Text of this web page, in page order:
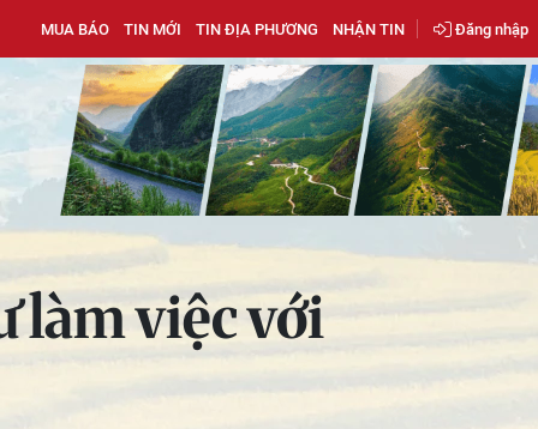
MUA BÁO TIN MỚI TIN ĐỊA PHƯƠNG NHẬN TIN Đăng nhập
làm việc với